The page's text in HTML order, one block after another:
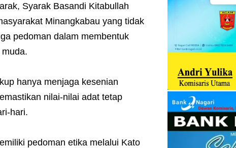
Syarak Basandi Kitabullah
Minangkabau yang tidak
pedoman dalam membentuk
hanya menjaga kesenian
nilai-nilai adat tetap
hari.
pedoman etika melalui Kato